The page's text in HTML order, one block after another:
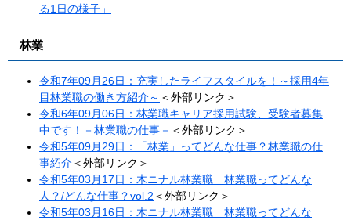
る1日の様子」
林業
令和7年09月26日：充実したライフスタイルを！～採用4年
目林業職の働き方紹介～ ＜外部リンク＞
令和6年09月06日：林業職キャリア採用試験、受験者募集
中です！－林業職の仕事－​​ ＜外部リンク＞
令和5年09月29日：「林業」ってどんな仕事？林業職の仕
事紹介​＜外部リンク＞
令和5年03月17日：木ニナル林業職 林業職ってどんな
人？/どんな仕事？vol.2 ＜外部リンク＞
令和5年03月16日：木ニナル林業職 林業職ってどんな